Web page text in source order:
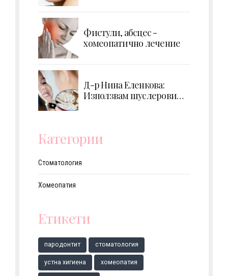
Фистули, абсцес -
хомеопатично лечение
Д-р Нина Еленкова:
Използвам шуслерови
Категории
Стоматология
Хомеопатия
Етикети
парoдонтит стоматология
устна хигиена хомеопатия